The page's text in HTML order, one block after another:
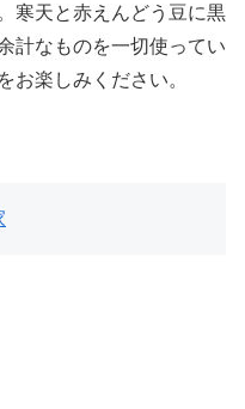
寒天と赤えんどう豆に黒
計なものを一切使ってい
お楽しみください。